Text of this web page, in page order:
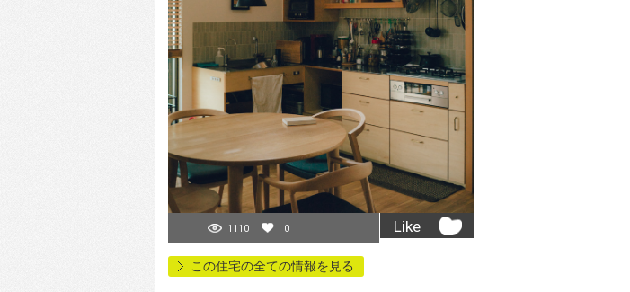
1110 0 Like
この住宅の全ての情報を見る